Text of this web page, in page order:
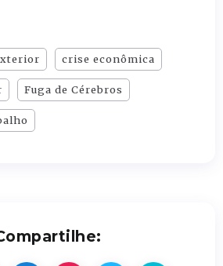
crise econômica
Fuga de Cérebros